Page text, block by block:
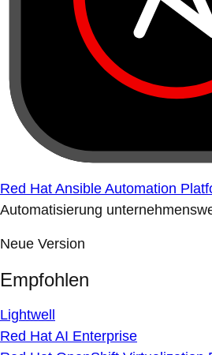
Red Hat Ansible Automation
Automatisierung
Neue Version
Empfohlen
Lightwell
Red Hat AI Enterprise